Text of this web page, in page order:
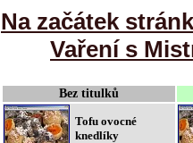
Na začátek
Vaření s
Bez titulků
Tofu ovocné
knedlíky